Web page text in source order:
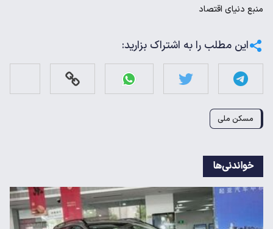
منبع دنیای اقتصاد
این مطلب را به اشتراک بزارید:
مسکن ملی
خواندنی‌ها